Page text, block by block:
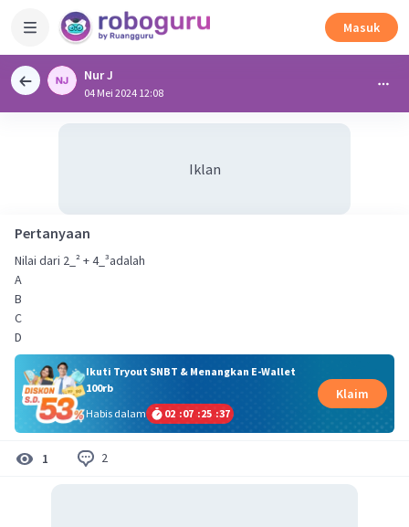
Masuk
Nur J
04 Mei 2024 12:08
Iklan
Pertanyaan
Nilai dari 2_² + 4_³adalah
A
B
C
D
Ikuti Tryout SNBT & Menangkan E-Wallet
100rb
Habis dalam
02 :07 :25 :36
Klaim
1 2